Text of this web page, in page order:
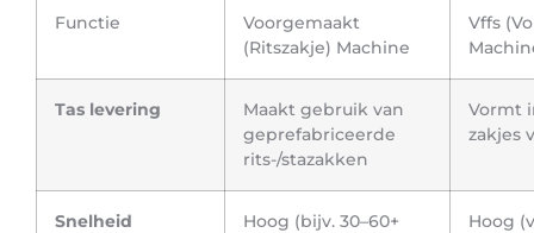
Functie
Voorgemaakt
(Ritszakje) Machine
Vffs
Tas levering
Maakt gebruik van
geprefabriceerde
rits-/stazakken
Vormt
zakjes
Snelheid
Hoog (bijv. 30–60+
Hoog